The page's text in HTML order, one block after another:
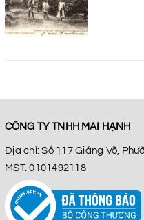
CÔNG TY TNHH MAI HẠNH
Địa chỉ: Số 117 Giảng Võ,
MST: 0101492118